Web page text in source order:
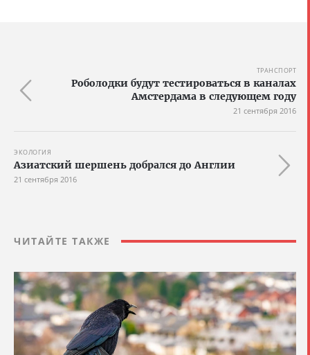
ТРАНСПОРТ
Роболодки будут тестироваться в каналах
Амстердама в следующем году
21 сентября 2016
ЭКОЛОГИЯ
Азиатский шершень добрался до Англии
21 сентября 2016
ЧИТАЙТЕ ТАКЖЕ